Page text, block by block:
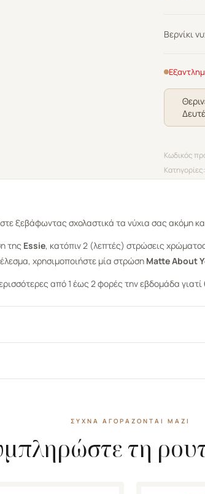
Βερνίκι
Κωδικός
Κατηγορίες:
ξεβάφωντας σχολαστικά τα νύχια σας ακόμη
της Essie, κατόπιν 2 (λεπτές) στρώσεις
χρησιμοποιήστε μία στρώση Matte About
από 1 έως 2 φορές την εβδομάδα
ΣΥΧΝΆ ΑΓΟΡΆΖΟΝΤΑΙ ΜΑΖΊ
τη